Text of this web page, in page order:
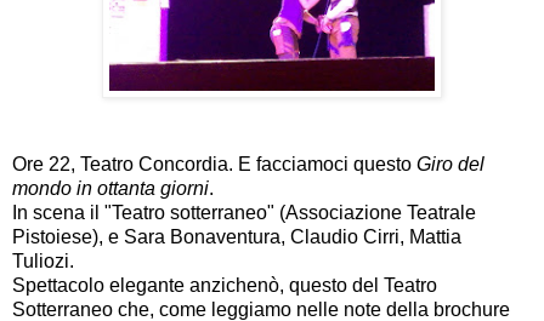
Ore 22, Teatro Concordia. E facciamoci questo Giro del
mondo in ottanta giorni.
In scena il "Teatro sotterraneo" (Associazione Teatrale
Pistoiese), e Sara Bonaventura, Claudio Cirri, Mattia
Tuliozi.
Spettacolo elegante anzichenò, questo del Teatro
Sotterraneo che, come leggiamo nelle note della brochure